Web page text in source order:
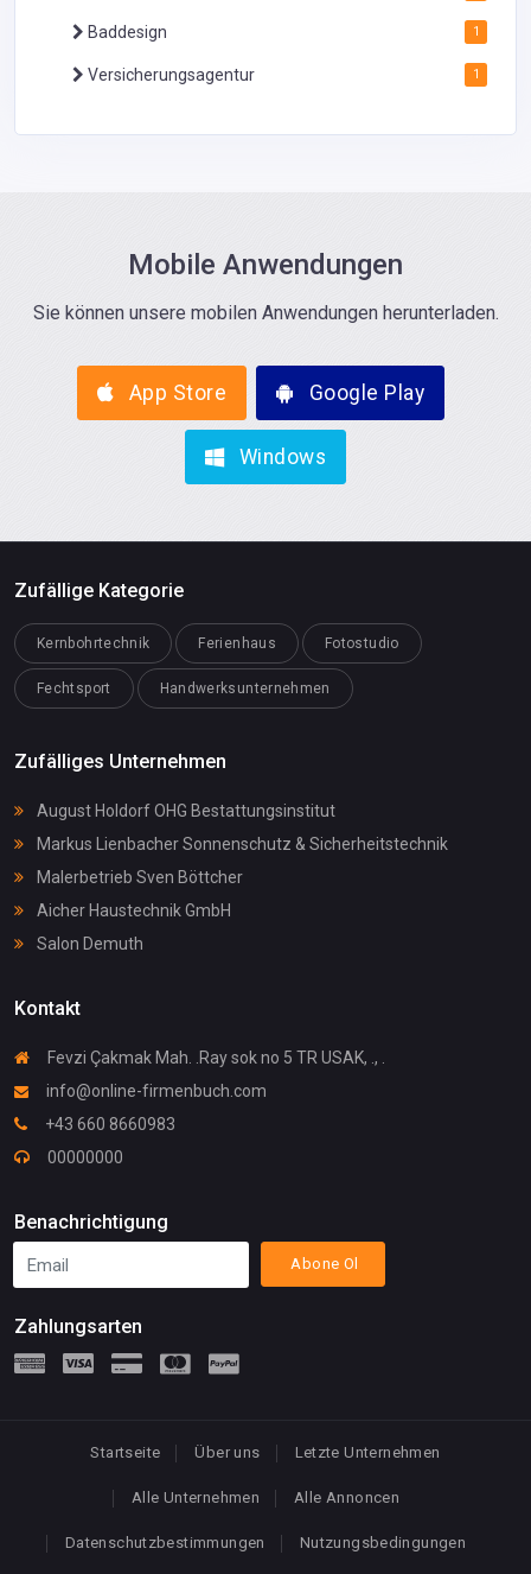
Baddesign 1
Versicherungsagentur 1
Mobile Anwendungen
Sie können unsere mobilen Anwendungen herunterladen.
App Store Google Play
Windows
Zufällige Kategorie
Kernbohrtechnik Ferienhaus Fotostudio
Fechtsport Handwerksunternehmen
Zufälliges Unternehmen
August Holdorf OHG Bestattungsinstitut
Markus Lienbacher Sonnenschutz & Sicherheitstechnik
Malerbetrieb Sven Böttcher
Aicher Haustechnik GmbH
Salon Demuth
Kontakt
Fevzi Çakmak Mah. .Ray sok no 5 TR USAK, ., .
info@online-firmenbuch.com
+43 660 8660983
00000000
Benachrichtigung
Abone Ol
Zahlungsarten
Startseite Über uns Letzte Unternehmen
Alle Unternehmen Alle Annoncen
Datenschutzbestimmungen Nutzungsbedingungen